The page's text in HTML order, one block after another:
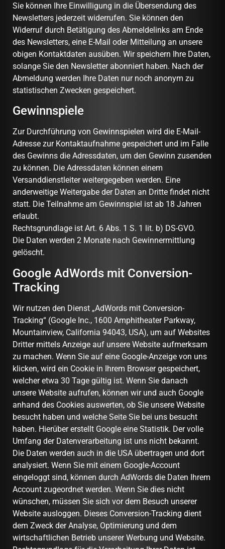
Sie können Ihre Einwilligung in die Übersendung des
Newsletters jederzeit widerrufen. Sie können den
Widerruf durch Betätigung des Abmeldelinks am Ende
des Newsletters, eine E-Mail oder Mitteilung an unsere
obigen Kontaktdaten ausüben. Wir speichern Ihre Daten,
solange Sie den Newsletter abonniert haben. Nach der
Abmeldung werden Ihre Daten nur noch anonym zu
statistischen Zwecken gespeichert.
Gewinnspiele
Zur Durchführung von Gewinnspielen wird die E-Mail-
Adresse zur Kontaktaufnahme gespeichert und im Falle
des Gewinns die Adressdaten, um den Gewinn zusenden
zu können. Die Adressdaten können einem
Versanddienstleiter weitergegeben werden. Eine
anderweitige Weitergabe der Daten an Dritte findet nicht
statt. Die Teilnahme am Gewinnspiel ist ab 18 Jahren
erlaubt.
Rechtsgrundlage ist Art. 6 Abs. 1 S. 1 lit. b) DS-GVO.
Die Daten werden 2 Monate nach Gewinnermittlung
gelöscht.
Google AdWords mit Conversion-
Tracking
Wir nutzen den Dienst „AdWords mit Conversion-
Tracking“ (Google Inc., 1600 Amphitheater Parkway,
Mountainview, California 94043, USA), um auf Websites
Dritter mittels Anzeige auf unsere Website aufmerksam
zu machen. Wenn Sie auf eine Google-Anzeige von uns
klicken, wird ein Cookie in Ihrem Browser gespeichert,
welcher etwa 30 Tage gültig ist. Wenn Sie danach
unsere Website aufrufen, können wir und auch Google
anhand des Cookies auswerten, ob Sie unsere Website
besucht haben und welche Seite Sie bei uns besucht
haben. Hierüber erstellt Google eine Statistik. Der volle
Umfang der Datenverarbeitung ist uns nicht bekannt.
Die Daten werden auch in die USA übertragen und dort
analysiert. Wenn Sie mit einem Google-Account
eingeloggt sind, können durch AdWords die Daten Ihrem
Account zugeordnet werden. Wenn Sie dies nicht
wünschen, müssen Sie sich vor dem Besuch unserer
Website ausloggen. Dieses Conversion-Tracking dient
dem Zweck der Analyse, Optimierung und dem
wirtschaftlichen Betrieb unserer Werbung und Website.